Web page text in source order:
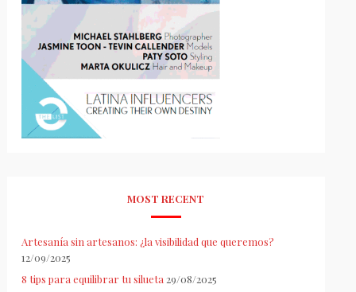
MOST RECENT
Artesanía sin artesanos: ¿la visibilidad que queremos?
12/09/2025
8 tips para equilibrar tu silueta 29/08/2025